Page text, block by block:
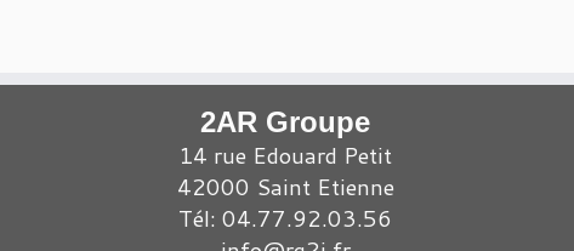
2AR Groupe
14 rue Edouard Petit
42000 Saint Etienne
Tél: 04.77.92.03.56